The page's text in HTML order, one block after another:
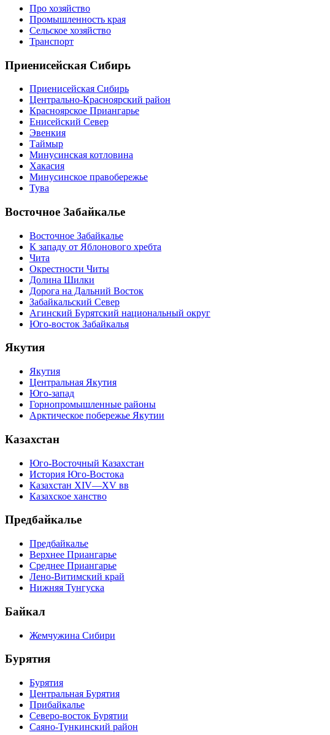
Про хозяйство
Промышленность края
Сельское хозяйство
Транспорт
Приенисейская Сибирь
Приенисейская Сибирь
Центрально-Красноярский район
Красноярское Приангарье
Енисейский Север
Эвенкия
Таймыр
Минусинская котловина
Хакасия
Минусинское правобережье
Тува
Восточное Забайкалье
Восточное Забайкалье
К западу от Яблонового хребта
Чита
Окрестности Читы
Долина Шилки
Дорога на Дальний Восток
Забайкальский Север
Агинский Бурятский национальный округ
Юго-восток Забайкалья
Якутия
Якутия
Центральная Якутия
Юго-запад
Горнопромышленные районы
Арктическое побережье Якутии
Казахстан
Юго-Восточный Казахстан
История Юго-Востока
Казахстан XIV—XV вв
Казахское ханство
Предбайкалье
Предбайкалье
Верхнее Приангарье
Среднее Приангарье
Лено-Витимский край
Нижняя Тунгуска
Байкал
Жемчужина Сибири
Бурятия
Бурятия
Центральная Бурятия
Прибайкалье
Северо-восток Бурятии
Саяно-Тункинский район